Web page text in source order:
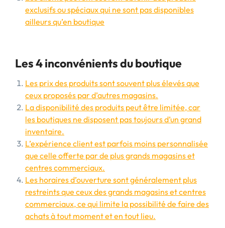
exclusifs ou spéciaux qui ne sont pas disponibles
ailleurs qu’en boutique
Les 4 inconvénients du boutique
Les prix des produits sont souvent plus élevés que
ceux proposés par d’autres magasins.
La disponibilité des produits peut être limitée, car
les boutiques ne disposent pas toujours d’un grand
inventaire.
L’expérience client est parfois moins personnalisée
que celle offerte par de plus grands magasins et
centres commerciaux.
Les horaires d’ouverture sont généralement plus
restreints que ceux des grands magasins et centres
commerciaux, ce qui limite la possibilité de faire des
achats à tout moment et en tout lieu.